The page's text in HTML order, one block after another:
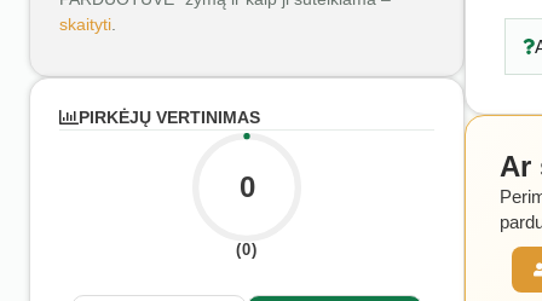
skaityti
PIRKĖJŲ VERTINIMAS
0
(0)
Ar